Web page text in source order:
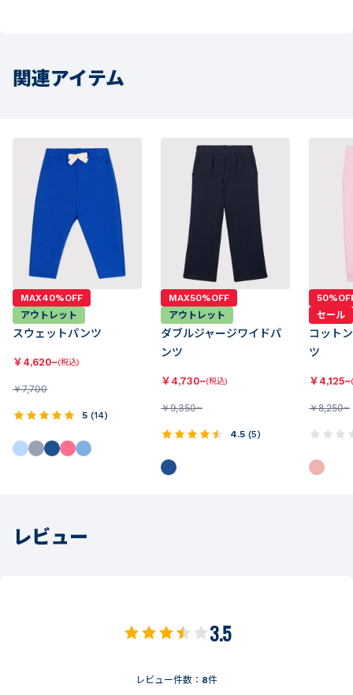
関連アイテム
MAX40%OFF
アウトレット
スウェットパンツ
￥ 4,620~(税込)
￥7,700
5 (14)
MAX50%OFF
アウトレット
ダブルジャージワイドパ
ンツ
￥ 4,730~(税込)
￥9,350~
4.5 (5)
セール
コット
ツ
￥ 4,125~
￥8,250~
レビュー
3.5
レビュー件数： 8件